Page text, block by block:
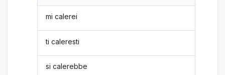
mi calerei
ti caleresti
si calerebbe